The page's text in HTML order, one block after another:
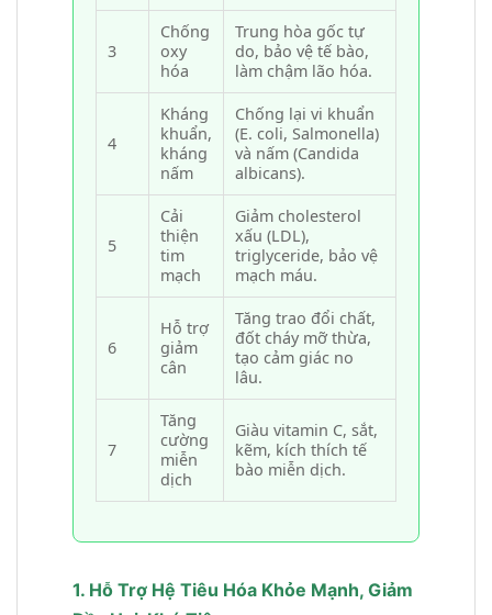
3
Chống
oxy
hóa
Trung hòa gốc tự
do, bảo vệ tế bào,
làm chậm lão hóa.
4
Kháng
khuẩn,
kháng
nấm
Chống lại vi khuẩn
(E. coli, Salmonella)
và nấm (Candida
albicans).
5
Cải
thiện
tim
mạch
Giảm cholesterol
xấu (LDL),
triglyceride, bảo vệ
mạch máu.
6
Hỗ trợ
giảm
cân
Tăng trao đổi chất,
đốt cháy mỡ thừa,
tạo cảm giác no
lâu.
7
Tăng
cường
miễn
dịch
Giàu vitamin C, sắt,
kẽm, kích thích tế
bào miễn dịch.
1. Hỗ Trợ Hệ Tiêu Hóa Khỏe Mạnh, Giảm